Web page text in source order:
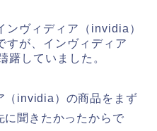
ンヴィディア（invidia）
すが、インヴィディア
躇していました。
（invidia）の商品をまず
に聞きたかったからで